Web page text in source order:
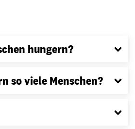
hungern?
so viele Menschen?